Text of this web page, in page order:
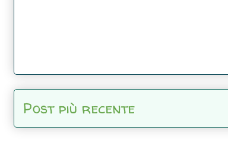
Post più recente